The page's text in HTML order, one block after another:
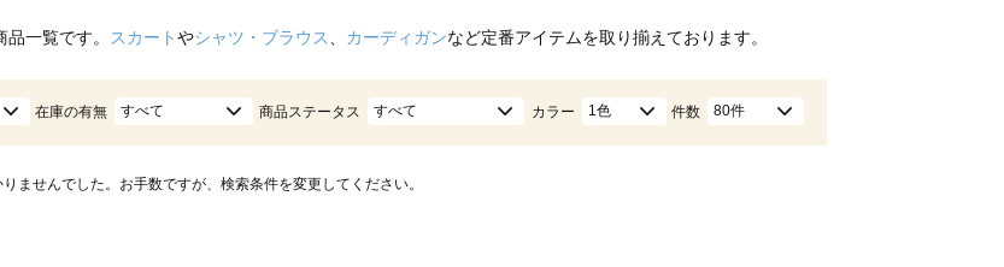
品一覧です。 スカートやシャツ・ブラウス カーディガンなど定番アイテムを取り揃えております。
在庫の有無 すべて 商品ステータス すべて カラー 1色 件数 80件
ませんでした。お手数ですが、検索条件を変更してください。